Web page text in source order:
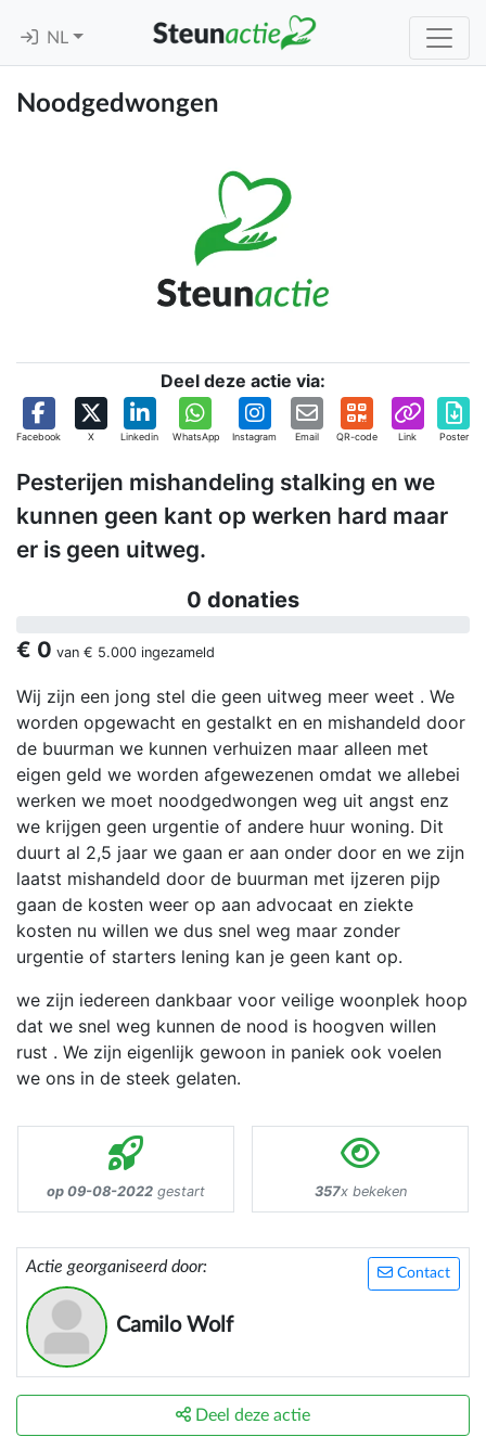
NL
Noodgedwongen
Deel deze actie via:
Facebook X Linkedin WhatsApp Instagram Email QR-code Link Poster
Pesterijen mishandeling stalking en we
kunnen geen kant op werken hard maar
er is geen uitweg.
0 donaties
€ 0 van € 5.000 ingezameld
Wij zijn een jong stel die geen uitweg meer weet . We
worden opgewacht en gestalkt en en mishandeld door
de buurman we kunnen verhuizen maar alleen met
eigen geld we worden afgewezenen omdat we allebei
werken we moet noodgedwongen weg uit angst enz
we krijgen geen urgentie of andere huur woning. Dit
duurt al 2,5 jaar we gaan er aan onder door en we zijn
laatst mishandeld door de buurman met ijzeren pijp
gaan de kosten weer op aan advocaat en ziekte
kosten nu willen we dus snel weg maar zonder
urgentie of starters lening kan je geen kant op.
we zijn iedereen dankbaar voor veilige woonplek hoop
dat we snel weg kunnen de nood is hoogven willen
rust . We zijn eigenlijk gewoon in paniek ook voelen
we ons in de steek gelaten.
op 09-08-2022 gestart 357x bekeken
Contact
Actie georganiseerd door:
Camilo Wolf
Deel deze actie